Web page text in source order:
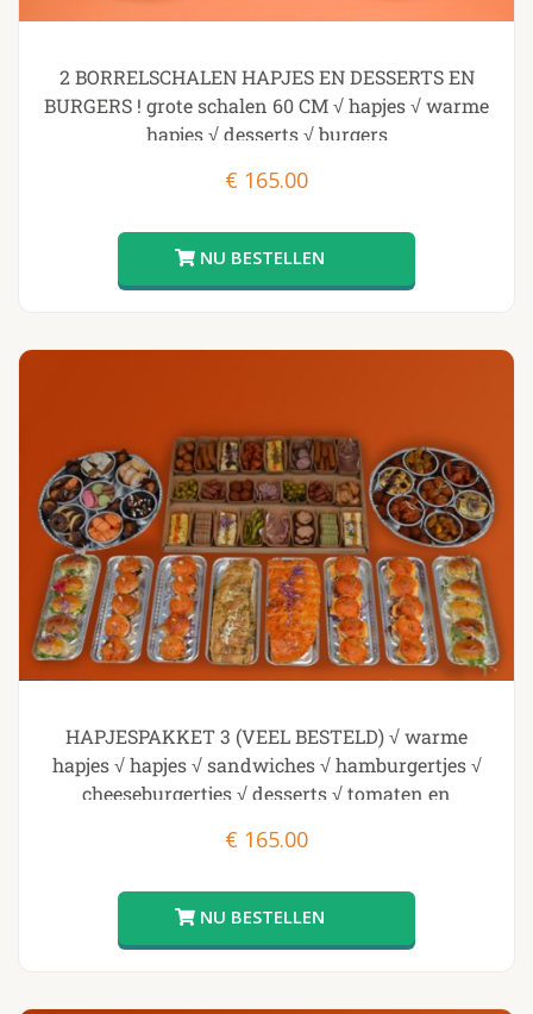
2 BORRELSCHALEN HAPJES EN DESSERTS EN
BURGERS ! grote schalen 60 CM √ hapjes √ warme
hapjes √ desserts √ burgers
€ 165.00
HAPJESPAKKET 3 (VEEL BESTELD) √ warme
hapjes √ hapjes √ sandwiches √ hamburgertjes √
cheeseburgertjes √ desserts √ tomaten en
€ 165.00